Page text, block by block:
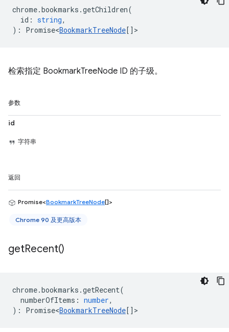
chrome.bookmarks .getChildren(
id : string,
) : Promise<BookmarkTreeNode [] >
检索指定 BookmarkTreeNode ID 的子级。
参数
id
字符串
返回
Promise<BookmarkTreeNode[]>
Chrome 90 及更高版本
getRecent()
chrome.bookmarks .getRecent(
numberOfItems : number,
) : Promise<BookmarkTreeNode [] >